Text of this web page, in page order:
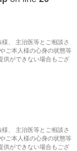
、 主治医等とご相談さ
ご本人様の心身の状態等
供ができない場合もござ
、 主治医等とご相談さ
ご本人様の心身の状態等
供ができない場合もござ